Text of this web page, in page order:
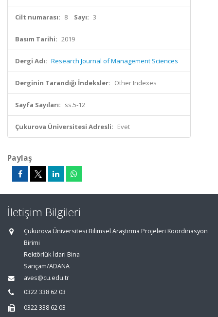
Cilt numarası: 8 Sayı: 3
Basım Tarihi: 2019
Dergi Adı: Research Journal of Management Sciences
Derginin Tarandığı İndeksler: Other Indexes
Sayfa Sayıları: ss.5-12
Çukurova Üniversitesi Adresli: Evet
Paylaş
İletişim Bilgileri
Çukurova Üniversitesi Bilimsel Araştırma Projeleri Koordinasyon
Birimi
Rektörlük İdari Bina
Sarıçam/ADANA
aves@cu.edu.tr
0322 338 62 03
0322 338 62 03